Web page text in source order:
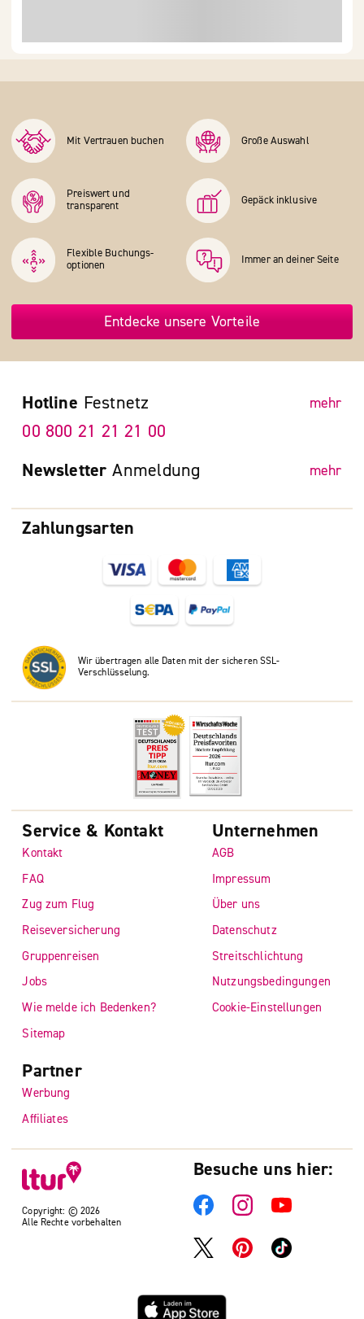
Mit Vertrauen buchen Große Auswahl
Preiswert und
transparent
Gepäck inklusive
Flexible Buchungs­
optionen
Immer an deiner Seite
Entdecke unsere Vorteile
Zahlungsarten
Wir übertragen alle Daten mit der sicheren SSL-
Verschlüsselung.
Hotline Festnetz mehr
00 800 21 21 21 00
Newsletter Anmeldung mehr
Copyright: © 2026
Alle Rechte vorbehalten
Service & Kontakt
Kontakt
FAQ
Zug zum Flug
Reiseversicherung
Gruppenreisen
Jobs
Wie melde ich Bedenken?
Sitemap
Unternehmen
AGB
Impressum
Über uns
Datenschutz
Streitschlichtung
Nutzungsbedingungen
Cookie-Einstellungen
Partner
Werbung
Affiliates
Besuche uns hier: